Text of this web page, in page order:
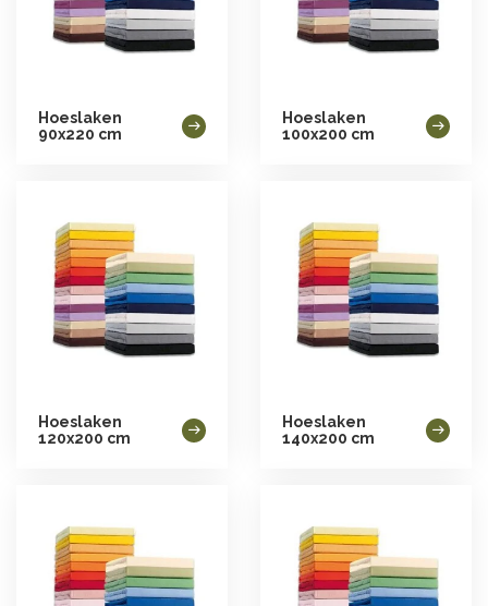
Hoeslaken
90x220 cm
Hoeslaken
100x200 cm
Hoeslaken
120x200 cm
Hoeslaken
140x200 cm